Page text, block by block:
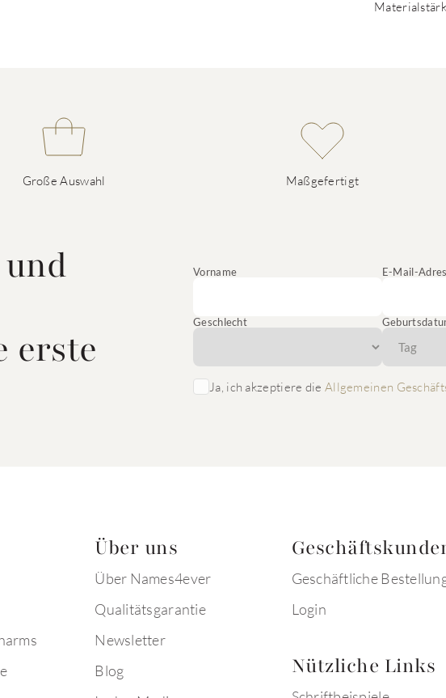
Große Auswahl Maßgefertigt
erste
Vorname E-Mail-
Geschlecht
Ja, ich akzeptiere die Allgemeinen
Über uns
Über Names4ever
Qualitätsgarantie
Newsletter
Blog
Geschäftliche
Login
Nützliche Links